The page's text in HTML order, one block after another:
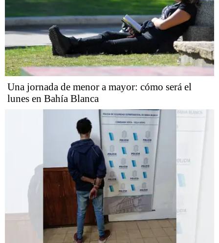
Una jornada de menor a mayor: cómo será el
lunes en Bahía Blanca